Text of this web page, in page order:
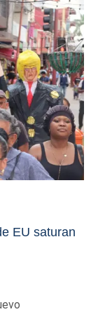
EU saturan